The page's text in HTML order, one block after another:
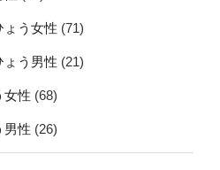
ょう女性 (71)
ょう男性 (21)
女性 (68)
男性 (26)